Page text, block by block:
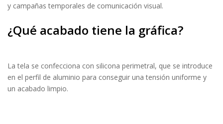
y campañas temporales de comunicación visual.
¿Qué acabado tiene la gráfica?
La tela se confecciona con silicona perimetral, que se introduce
en el perfil de aluminio para conseguir una tensión uniforme y
un acabado limpio.